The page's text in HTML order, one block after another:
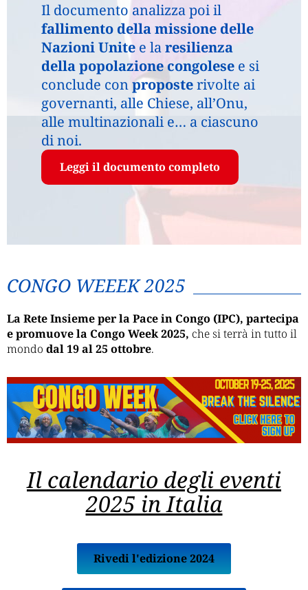
Il documento analizza poi il
fallimento della missione delle
Nazioni Unite e laresilienza
della popolazione congolese e si
conclude conproposterivolte ai
governanti, alle Chiese, all’Onu,
alle multinazionali e… a ciascuno
di noi.
Leggi il documento completo
CONGO WEEEK 2025
La Rete Insieme per la Pace in Congo (IPC), partecipa
e promuove la Congo Week 2025, che si terrà in tutto il
mondo dal 19 al 25 ottobre.
Il calendario degli eventi
2025 in Italia
Rivedi l'edizione 2024